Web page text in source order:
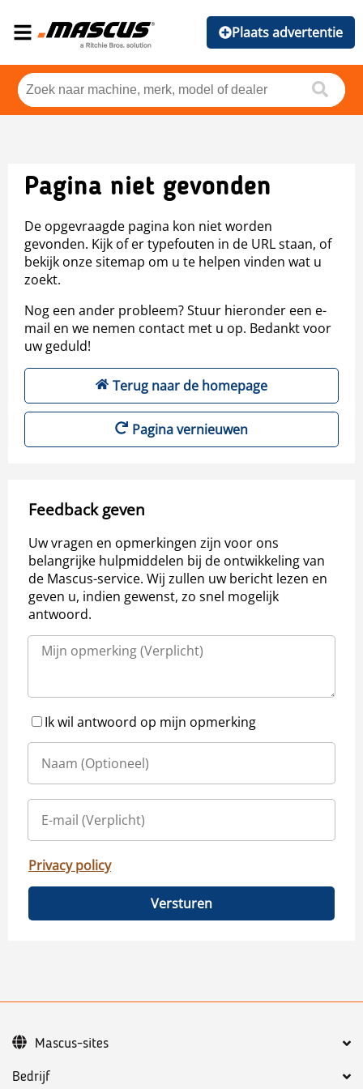
Plaats advertentie
Pagina niet gevonden
De opgevraagde pagina kon niet worden
gevonden. Kijk of er typefouten in de URL staan, of
bekijk onze sitemap om u te helpen vinden wat u
zoekt.
Nog een ander probleem? Stuur hieronder een e-
mail en we nemen contact met u op. Bedankt voor
uw geduld!
Terug naar de homepage
Pagina vernieuwen
Feedback geven
Uw vragen en opmerkingen zijn voor ons
belangrijke hulpmiddelen bij de ontwikkeling van
de Mascus-service. Wij zullen uw bericht lezen en
geven u, indien gewenst, zo snel mogelijk
antwoord.
Ik wil antwoord op mijn opmerking
Privacy policy
Versturen
Bedrijf
Mascus-sites